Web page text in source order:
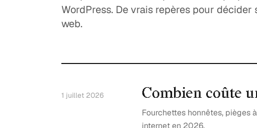
WordPress. De vrais repères pour
web.
1 juillet 2026 Combien coûte
Fourchettes honnêtes, pièges
internet en 2026.